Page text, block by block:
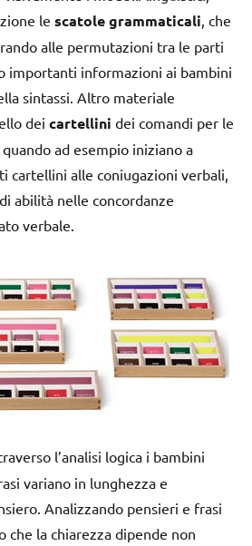
le scatole grammaticali , che
alle permutazioni tra le parti
importanti informazioni ai bambini
sintassi. Altro materiale
dei cartellini dei comandi per le
ad esempio iniziano a
cartellini alle coniugazioni verbali,
abilità nelle concordanze
verbale.
l’analisi logica i bambini
variano in lunghezza e
Analizzando pensieri e frasi
che la chiarezza dipende non